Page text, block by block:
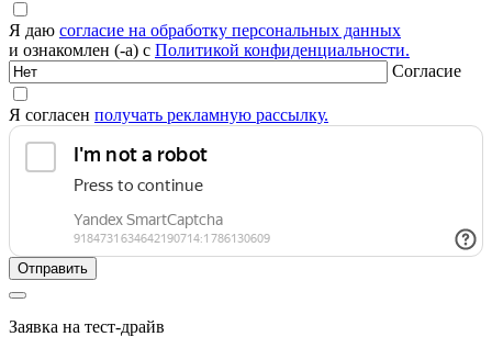
Я даю согласие на обработку персональных данных
и ознакомлен (-а) с Политикой конфиденциальности.
Согласие
Я согласен получать рекламную рассылку.
Заявка на тест-драйв